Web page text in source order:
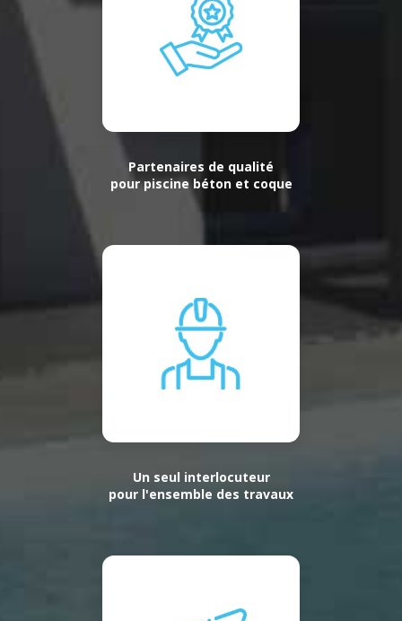
Partenaires de qualité
pour piscine béton et coque
Un seul interlocuteur
pour l'ensemble des travaux